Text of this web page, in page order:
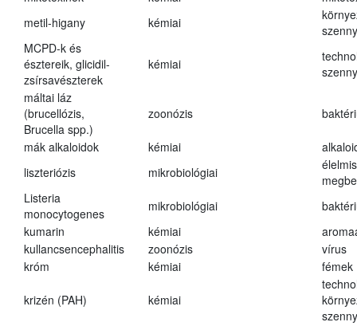
metil-higany
kémiai
MCPD-k és
észtereik, glicidil-
zsírsavészterek
kémiai
máltai láz
(brucellózis,
Brucella spp.)
zoonózis
mák alkaloidok kémiai
liszteriózis
mikrobiológiai
Listeria
monocytogenes
mikrobiológiai
kumarin
kémiai
kullancsencephalitis
zoonózis
vírus
króm
kémiai fémek
krizén (PAH) kémiai